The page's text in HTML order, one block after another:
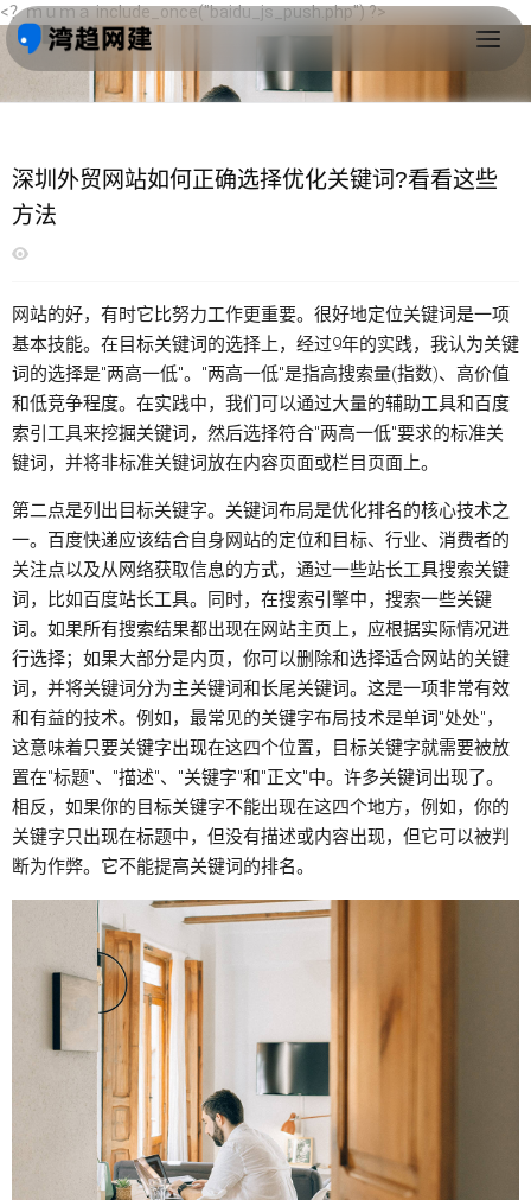
<？ｍｕｍａ include_once("baidu_js_push.php") ?>
深圳外贸网站如何正确选择优化关键词?看看这些
方法
网站的好，有时它比努力工作更重要。很好地定位关键词是一项
基本技能。在目标关键词的选择上，经过9年的实践，我认为关键
词的选择是"两高一低"。"两高一低"是指高搜索量(指数)、高价值
和低竞争程度。在实践中，我们可以通过大量的辅助工具和百度
索引工具来挖掘关键词，然后选择符合"两高一低"要求的标准关
键词，并将非标准关键词放在内容页面或栏目页面上。
第二点是列出目标关键字。关键词布局是优化排名的核心技术之
一。百度快递应该结合自身网站的定位和目标、行业、消费者的
关注点以及从网络获取信息的方式，通过一些站长工具搜索关键
词，比如百度站长工具。同时，在搜索引擎中，搜索一些关键
词。如果所有搜索结果都出现在网站主页上，应根据实际情况进
行选择；如果大部分是内页，你可以删除和选择适合网站的关键
词，并将关键词分为主关键词和长尾关键词。这是一项非常有效
和有益的技术。例如，最常见的关键字布局技术是单词"处处"，
这意味着只要关键字出现在这四个位置，目标关键字就需要被放
置在"标题"、"描述"、"关键字"和"正文"中。许多关键词出现了。
相反，如果你的目标关键字不能出现在这四个地方，例如，你的
关键字只出现在标题中，但没有描述或内容出现，但它可以被判
断为作弊。它不能提高关键词的排名。